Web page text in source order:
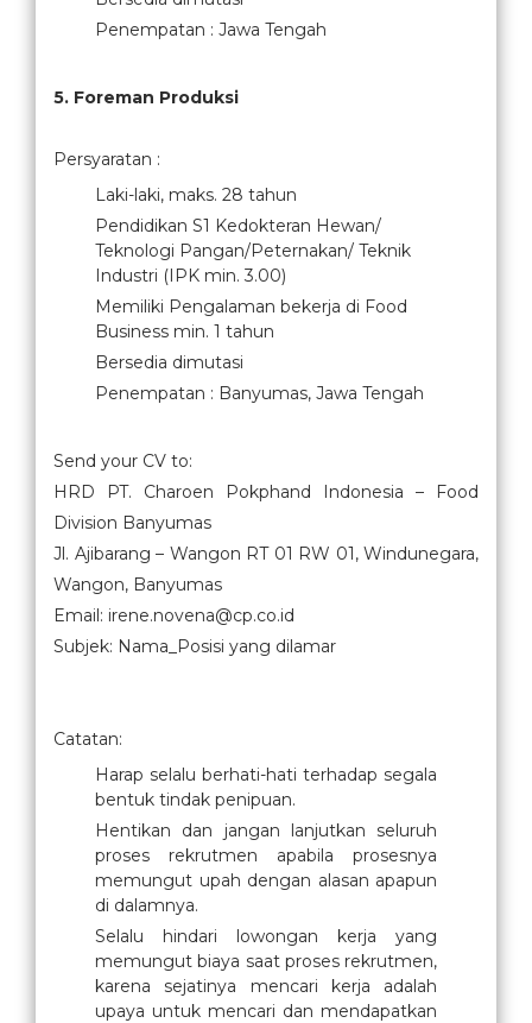
Penempatan : Jawa Tengah
5. Foreman Produksi
Persyaratan :
Laki-laki, maks. 28 tahun
Pendidikan S1 Kedokteran Hewan/
Teknologi Pangan/Peternakan/ Teknik
Industri (IPK min. 3.00)
Memiliki Pengalaman bekerja di Food
Business min. 1 tahun
Bersedia dimutasi
Penempatan : Banyumas, Jawa Tengah
Send your CV to:
HRD PT. Charoen Pokphand Indonesia – Food
Division Banyumas
Jl. Ajibarang – Wangon RT 01 RW 01, Windunegara,
Wangon, Banyumas
Email: irene.novena@cp.co.id
Subjek: Nama_Posisi yang dilamar
Catatan:
Harap selalu berhati-hati terhadap segala
bentuk tindak penipuan.
Hentikan dan jangan lanjutkan seluruh
proses rekrutmen apabila prosesnya
memungut upah dengan alasan apapun
di dalamnya.
Selalu hindari lowongan kerja yang
memungut biaya saat proses rekrutmen,
karena sejatinya mencari kerja adalah
upaya untuk mencari dan mendapatkan